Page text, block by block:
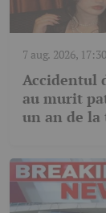
7 aug. 2026, 17:30
Accidentul
au murit
un an de la